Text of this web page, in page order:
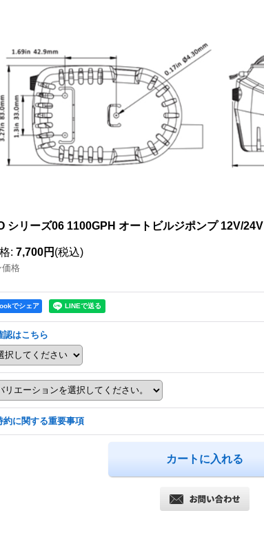
シリーズ06 1100GPH オートビルジポンプ 12V/24V
: 7,700円 (税込)
価格
でシェア
認はこちら
約に関する重要事項